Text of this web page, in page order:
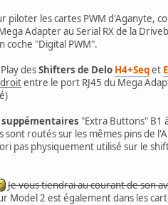
piloter les cartes PWM d'Aganyte,
Adapter au Serial RX de la
coche "Digital PWM".
desShifters de Delo H4+Seqet
droitentre le port RJ45 du Mega
"Extra Buttons" B1
routés sur les mêmes pins de
pas physiquement utilisé sur le
Je vous tiendrai au courant de son
Model 2 est également dans les